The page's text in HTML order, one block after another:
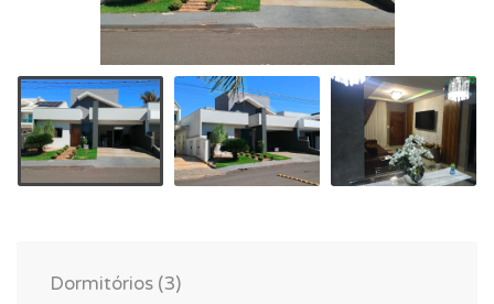
Dormitórios (3)